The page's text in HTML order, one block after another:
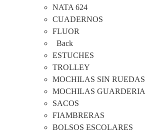
NATA 624
CUADERNOS
FLUOR
Back
ESTUCHES
TROLLEY
MOCHILAS SIN RUEDAS
MOCHILAS GUARDERIA
SACOS
FIAMBRERAS
BOLSOS ESCOLARES